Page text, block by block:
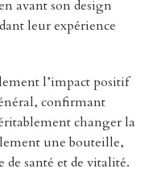
avant son design
leur expérience
l’impact positif
confirmant
changer la
une bouteille,
de santé et de vitalité.